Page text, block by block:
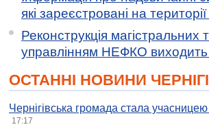
які зареєстровані на
Реконструкція магістральних
управлінням НЕФКО
ОСТАННІ НОВИНИ
Чернігівська громада стала
17:17